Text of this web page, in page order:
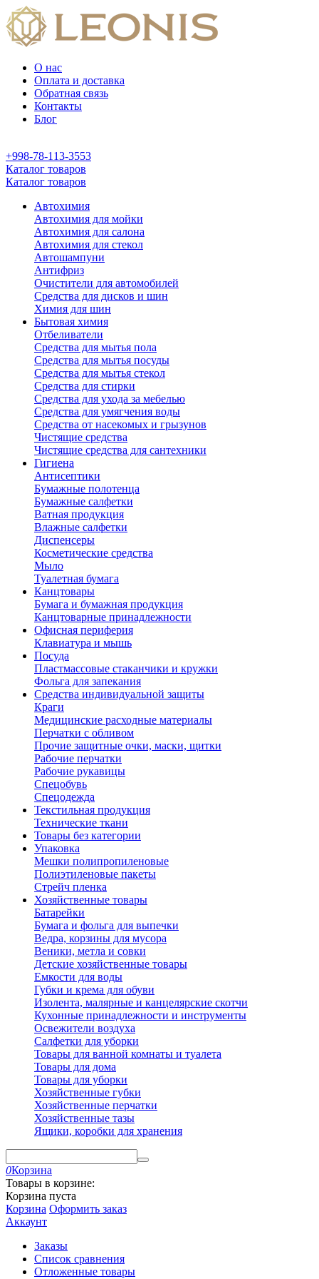
О нас
Оплата и доставка
Обратная связь
Контакты
Блог
+998-78-113-3553
Каталог товаров
Каталог товаров
Автохимия
Автохимия для мойки
Автохимия для салона
Автохимия для стекол
Автошампуни
Антифриз
Очистители для автомобилей
Средства для дисков и шин
Химия для шин
Бытовая химия
Отбеливатели
Средства для мытья пола
Средства для мытья посуды
Средства для мытья стекол
Средства для стирки
Средства для ухода за мебелью
Средства для умягчения воды
Средства от насекомых и грызунов
Чистящие средства
Чистящие средства для сантехники
Гигиена
Антисептики
Бумажные полотенца
Бумажные салфетки
Ватная продукция
Влажные салфетки
Диспенсеры
Косметические средства
Мыло
Туалетная бумага
Канцтовары
Бумага и бумажная продукция
Канцтоварные принадлежности
Офисная периферия
Клавиатура и мышь
Посуда
Пластмассовые стаканчики и кружки
Фольга для запекания
Средства индивидуальной защиты
Краги
Медицинские расходные материалы
Перчатки с обливом
Прочие защитные очки, маски, щитки
Рабочие перчатки
Рабочие рукавицы
Спецобувь
Спецодежда
Текстильная продукция
Технические ткани
Товары без категории
Упаковка
Мешки полипропиленовые
Полиэтиленовые пакеты
Стрейч пленка
Хозяйственные товары
Батарейки
Бумага и фольга для выпечки
Ведра, корзины для мусора
Веники, метла и совки
Детские хозяйственные товары
Емкости для воды
Губки и крема для обуви
Изолента, малярные и канцелярские скотчи
Кухонные принадлежности и инструменты
Освежители воздуха
Салфетки для уборки
Товары для ванной комнаты и туалета
Товары для дома
Товары для уборки
Хозяйственные губки
Хозяйственные перчатки
Хозяйственные тазы
Ящики, коробки для хранения
0Корзина
Товары в корзине:
Корзина пуста
Корзина Оформить заказ
Аккаунт
Заказы
Список сравнения
Отложенные товары